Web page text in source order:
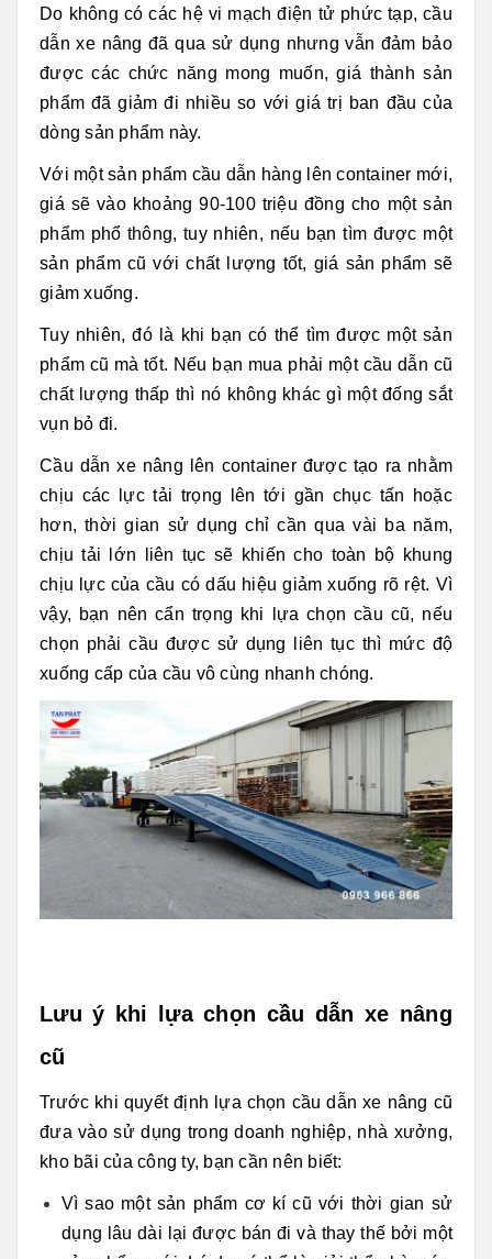
Do không có các hệ vi mạch điện tử phức tạp, cầu
dẫn xe nâng đã qua sử dụng nhưng vẫn đảm bảo
được các chức năng mong muốn, giá thành sản
phẩm đã giảm đi nhiều so với giá trị ban đầu của
dòng sản phẩm này.
Với một sản phẩm cầu dẫn hàng lên container mới,
giá sẽ vào khoảng 90-100 triệu đồng cho một sản
phẩm phổ thông, tuy nhiên, nếu bạn tìm được một
sản phẩm cũ với chất lượng tốt, giá sản phẩm sẽ
giảm xuống.
Tuy nhiên, đó là khi bạn có thể tìm được một sản
phẩm cũ mà tốt. Nếu bạn mua phải một cầu dẫn cũ
chất lượng thấp thì nó không khác gì một đống sắt
vụn bỏ đi.
Cầu dẫn xe nâng lên container được tạo ra nhằm
chịu các lực tải trọng lên tới gần chục tấn hoặc
hơn, thời gian sử dụng chỉ cần qua vài ba năm,
chịu tải lớn liên tục sẽ khiến cho toàn bộ khung
chịu lực của cầu có dấu hiệu giảm xuống rõ rệt. Vì
vậy, bạn nên cẩn trọng khi lựa chọn cầu cũ, nếu
chọn phải cầu được sử dụng liên tục thì mức độ
xuống cấp của cầu vô cùng nhanh chóng.
Lưu ý khi lựa chọn cầu dẫn xe nâng
cũ
Trước khi quyết định lựa chọn cầu dẫn xe nâng cũ
đưa vào sử dụng trong doanh nghiệp, nhà xưởng,
kho bãi của công ty, bạn cần nên biết:
Vì sao một sản phẩm cơ kí cũ với thời gian sử
dụng lâu dài lại được bán đi và thay thế bởi một